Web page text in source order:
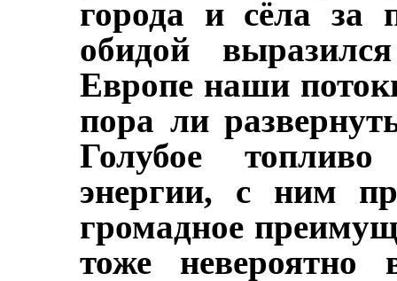
города и сёла за
обидой
Европе наши
пора ли
Голубое
энергии, с ним
громадное
тоже невероятно